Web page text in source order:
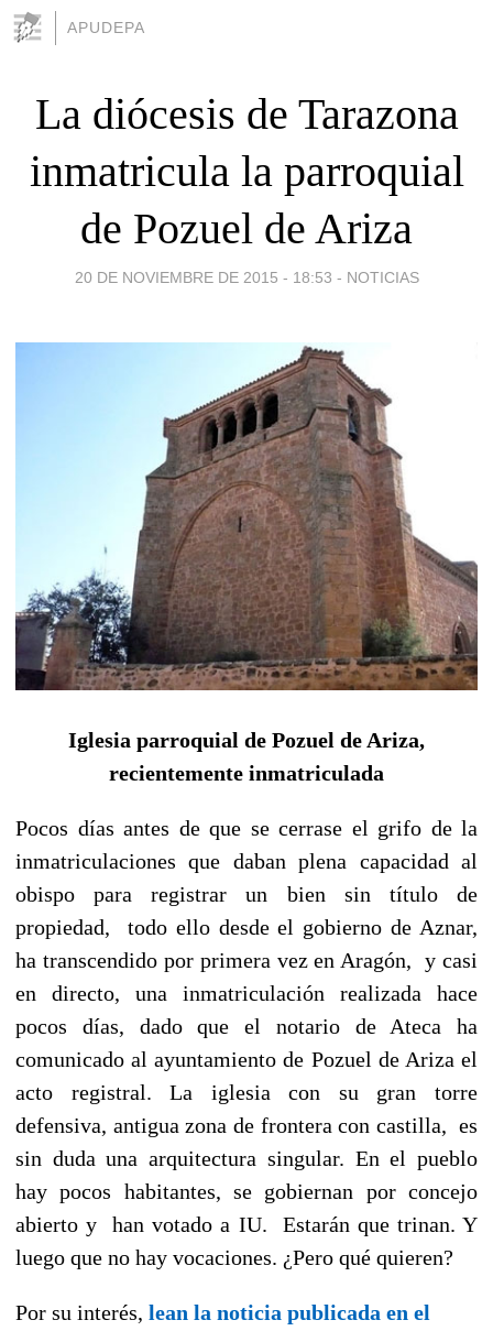
APUDEPA
La diócesis de Tarazona
inmatricula la parroquial
de Pozuel de Ariza
20 DE NOVIEMBRE DE 2015 - 18:53 - NOTICIAS
Iglesia parroquial de Pozuel de Ariza,
recientemente inmatriculada
Pocos días antes de que se cerrase el grifo de la
inmatriculaciones que daban plena capacidad al
obispo para registrar un bien sin título de
propiedad, todo ello desde el gobierno de Aznar,
ha transcendido por primera vez en Aragón, y casi
en directo, una inmatriculación realizada hace
pocos días, dado que el notario de Ateca ha
comunicado al ayuntamiento de Pozuel de Ariza el
acto registral. La iglesia con su gran torre
defensiva, antigua zona de frontera con castilla, es
sin duda una arquitectura singular. En el pueblo
hay pocos habitantes, se gobiernan por concejo
abierto y han votado a IU. Estarán que trinan. Y
luego que no hay vocaciones. ¿Pero qué quieren?
Por su interés, lean la noticia publicada en el